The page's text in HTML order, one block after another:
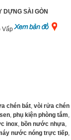
DỰNG SÀI GÒN
Vấp
chén bát, vòi rửa chén
, phụ kiện phòng tắm,
inox, bồn nước nhựa,
nước nóng trực tiếp,